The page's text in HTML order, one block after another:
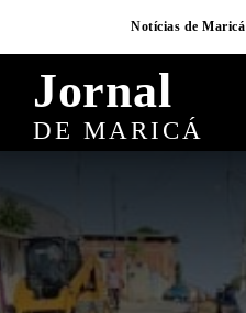
Notícias de Maricá
Jornal
DE MARICÁ